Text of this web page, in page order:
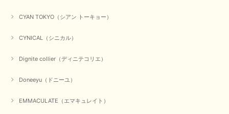
CYAN TOKYO（シアン トーキョー）
CYNICAL（シニカル）
Dignite collier（ディニテコリエ）
Doneeyu（ドニーユ）
EMMACULATE（エマキュレイト）